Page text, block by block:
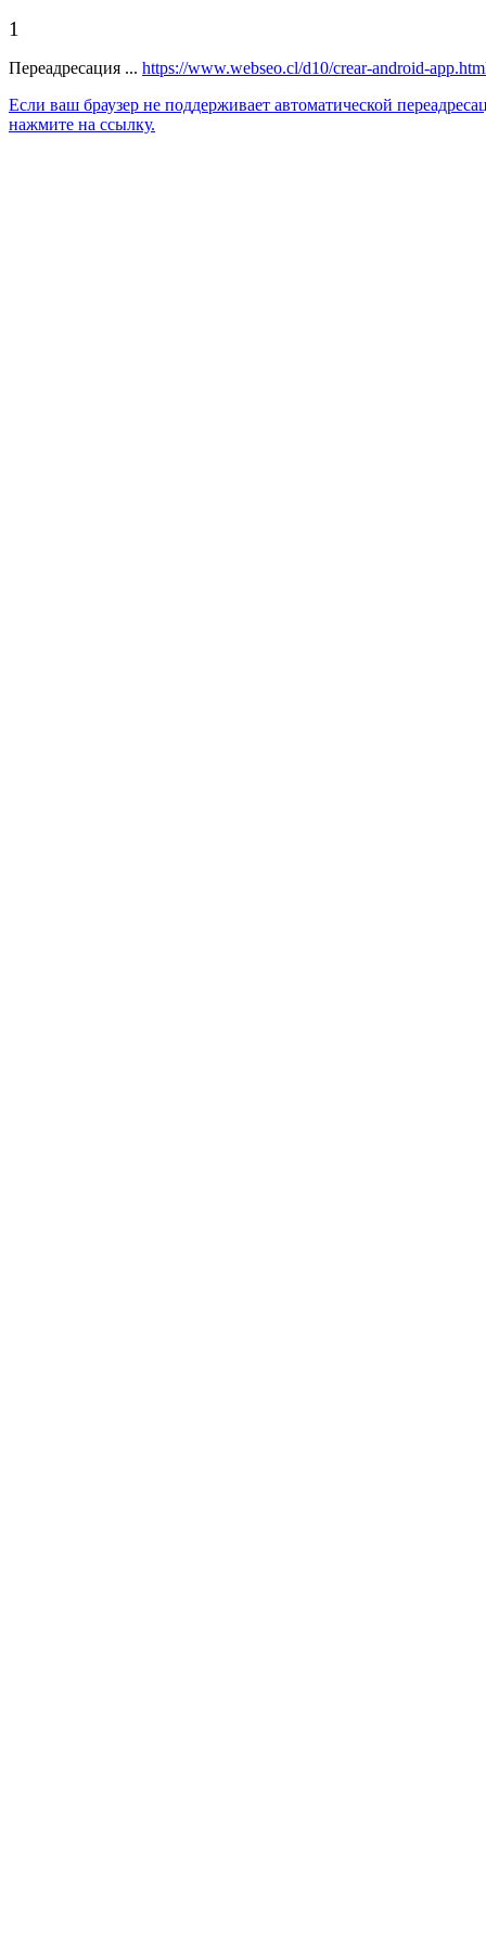
1
Переадресация ... https://www.webseo.cl/d10/crear-android-
Если ваш браузер не поддерживает автоматической
нажмите на ссылку.